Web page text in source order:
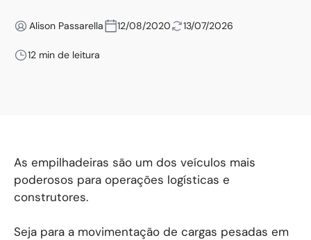
Alison Passarella 12/08/2020 13/07/2026
12 min de leitura
As empilhadeiras são um dos veículos mais
poderosos para operações logísticas e
construtores.
Seja para a movimentação de cargas pesadas em